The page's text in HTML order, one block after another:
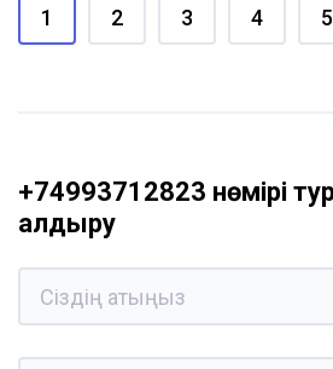
1 2 3 4 5
+74993712823 нөмірі
қалдыру